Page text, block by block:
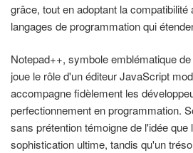
grâce, tout en adoptant la
langages de programmation qui
Notepad++, symbole emblématique
joue le rôle d'un éditeur JavaScript
accompagne fidèlement les
perfectionnement en programmation.
sans prétention témoigne de l'idée que
sophistication ultime, tandis qu'un